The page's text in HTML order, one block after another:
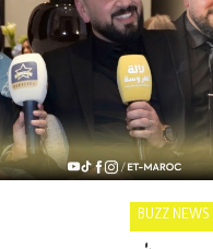
BUZZ NEWS